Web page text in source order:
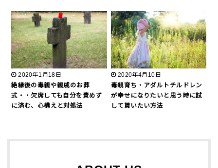
2020年1月18日
絶縁後の毒親や親戚のお葬
式・・欠席しても自分を責めず
に済む、心構えと対処法
2020年4月10日
毒親育ち・アダルトチルドレン
が幸せになりたいと思う時に試
して貰いたい方法